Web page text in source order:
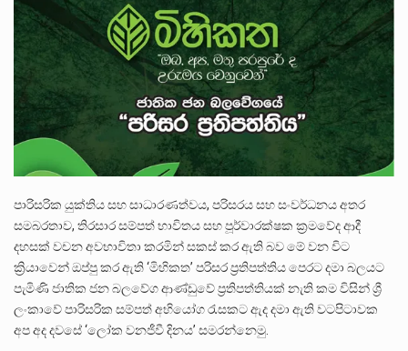
ලාල් කාන්ත ඇමතිවරයා අධිකරණ විනිශ්චයකාරවරුන්ගේ විශ්‍රාම යෑමේ වයස සම්බන්ධයෙන් නිහඬව සිටින ලෙස තමාට දැනුම් දුන්…
2011 වසරේදී දේශපාලන හා මානව හිමිකම් ක්‍රියාකාරීන් වන ලලිත්කුමාර් වීරරාජ් සහ කුගන් මුරුගානන්දන් යාපනයේදී අතුරුදන්…
ගොවියන්ගේ ප්‍රශ්න, ධීවරයන්ගේ ප්‍රශ්න, සෞඛය ප්‍රශ්න, වැටු ප්‍ර්ශ්න, රැකියා විරහිත ප්‍රශ්න මේ සියලු ප්‍රශ්නවලට තනි…
පාරිසරික යුක්තිය සහ සාධාරණත්වය, පරිසරය සහ සංවර්ධනය අතර
සමබරතාව, තිරසාර සම්පත් භාවිතය සහ පූර්වාරක්ෂක ක්‍රමවේද ආදී
දහසක් වචන අවභාවිතා කරමින් සකස් කර ඇති බව මේ වන විට
ක්‍රියාවෙන් ඔප්පු කර ඇති ‘මිහිකත’ පරිසර ප්‍රතිපත්තිය පෙරට දමා බලයට
පැමිණි ජාතික ජන බලවේග ආණ්ඩුවේ ප්‍රතිපත්තියක් නැති කම විසින් ශ්‍රී
ලංකාවේ පාරිසරික සම්පත් අභියෝග රැසකට ඇද දමා ඇති වටපිටාවක
අප අද දවසේ ‘ලෝක වනජීවී දිනය’ සමරන්නෙමු.